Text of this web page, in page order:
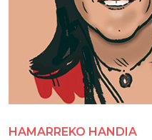
HAMARREKO HANDIA